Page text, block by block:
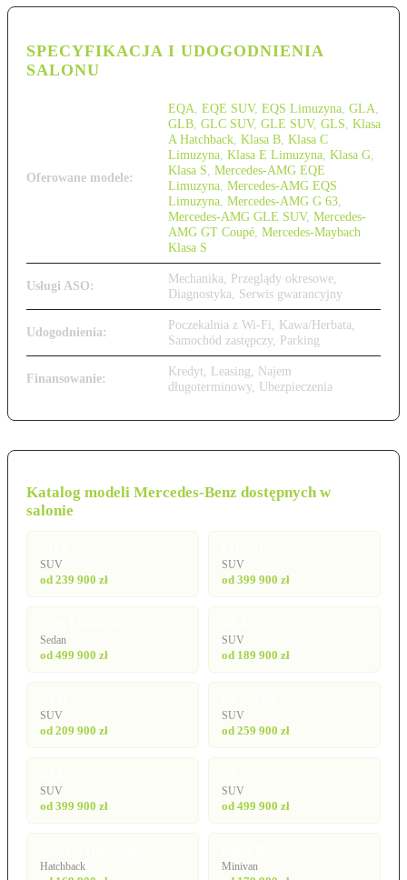
SPECYFIKACJA I UDOGODNIENIA
SALONU
Oferowane modele:
EQA EQE SUV, EQS Limuzyna GLA
GLB GLC SUV, GLE SUV, GLS Klasa
A Hatchback Klasa B Klasa C
Limuzyna Klasa E Limuzyna Klasa G
Klasa S Mercedes-AMG EQE
Limuzyna Mercedes-AMG EQS
Limuzyna Mercedes-AMG G 63
Mercedes-AMG GLE SUV, Mercedes-
AMG GT Coupé Mercedes-Maybach
Klasa S
Usługi ASO:
Mechanika, Przeglądy okresowe,
Diagnostyka, Serwis gwarancyjny
Udogodnienia:
Poczekalnia z Wi-Fi, Kawa/Herbata,
Samochód zastępczy, Parking
Finansowanie:
Kredyt, Leasing, Najem
długoterminowy, Ubezpieczenia
Katalog modeli Mercedes-Benz dostępnych w
salonie
SUV
od 239 900 zł
SUV
od 399 900 zł
Sedan
od 499 900 zł
SUV
od 189 900 zł
SUV
od 209 900 zł
SUV
od 259 900 zł
SUV
od 399 900 zł
SUV
od 499 900 zł
Hatchback Minivan